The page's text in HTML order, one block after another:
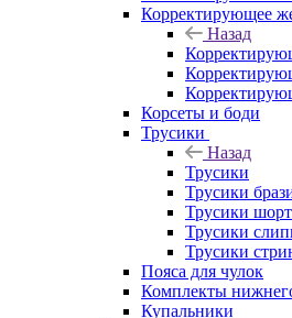
Корректирующее
Назад
Корсеты и боди
Трусики
Назад
Трусики
Трусики
Трусики
Трусики
Трусики
Пояса для чулок
Комплекты
Купальники